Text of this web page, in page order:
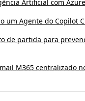
Artificial com
um Agente do Copilot
de partida para
M365 centralizado